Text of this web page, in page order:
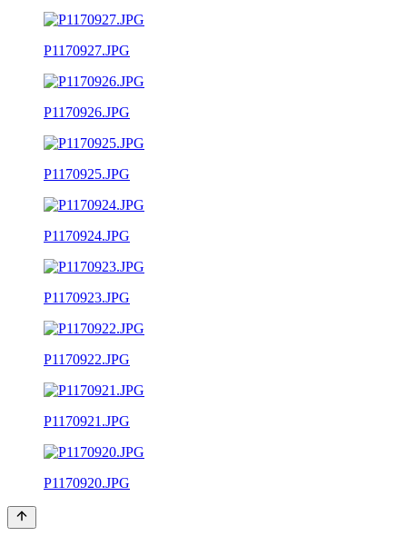
P1170927.JPG
P1170926.JPG
P1170925.JPG
P1170924.JPG
P1170923.JPG
P1170922.JPG
P1170921.JPG
P1170920.JPG